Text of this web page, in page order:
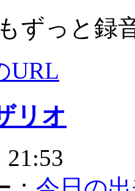
ずっと録
URL
リオ
21:53